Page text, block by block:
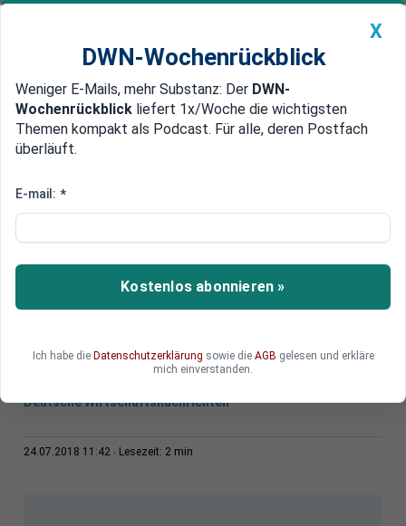
Newsticker MEIN DWN: Geldanlage Premium
Edelmetalle DWN-Magazin China
Schäden in Milliardenhöhe
Landwirtschaft erwartet
massive Ernte-Ausfälle
Die extreme Trockenheit hat zu schweren
Deutsche Wirtschaftsnachrichten
24.07.2018 11:42 Lesezeit: 2 min
X
DWN-Wochenrückblick
Weniger E-Mails, mehr Substanz: Der DWN-
Wochenrückblick liefert 1x/Woche die wichtigsten
Themen kompakt als Podcast. Für alle, deren Postfach
überläuft.
E-mail: *
Kostenlos abonnieren »
Ich habe die Datenschutzerklärung sowie die AGB gelesen und erkläre
mich einverstanden.